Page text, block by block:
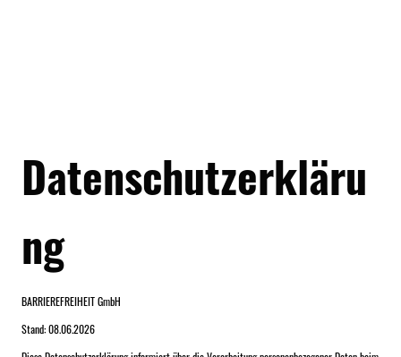
Datenschutzerkläru
ng
BARRIEREFREIHEIT GmbH
Stand: 08.06.2026